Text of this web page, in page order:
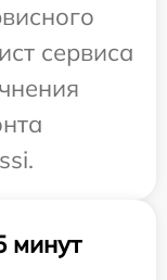
сервиса
минут